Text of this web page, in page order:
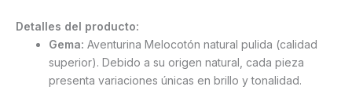
Detalles del producto:
Gema: Aventurina Melocotón natural pulida (calidad
superior). Debido a su origen natural, cada pieza
presenta variaciones únicas en brillo y tonalidad.